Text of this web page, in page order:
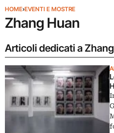
HOME›EVENTI E MOSTRE
Zhang Huan
Articoli dedicati a